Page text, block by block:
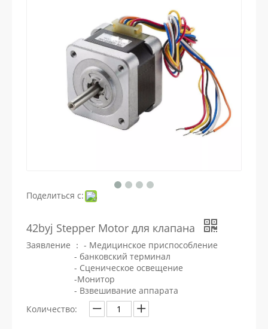
Поделиться с:
42byj Stepper Motor для клапана
Заявление ： - Медицинское приспособление
- банковский терминал
- Сценическое освещение
-Монитор
- Взвешивание аппарата
Количество: